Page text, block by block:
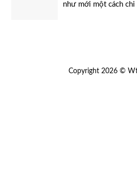
như mới một cách
Copyright 2026 ©